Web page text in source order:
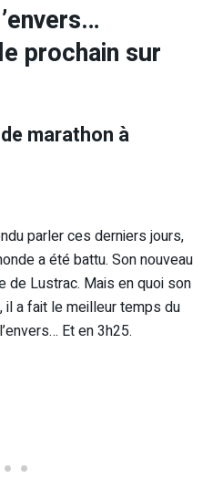
prochain sur
marathon à
parler ces derniers jours,
a été battu. Son nouveau
de Lustrac. Mais en quoi son
a fait le meilleur temps du
Et en 3h25.